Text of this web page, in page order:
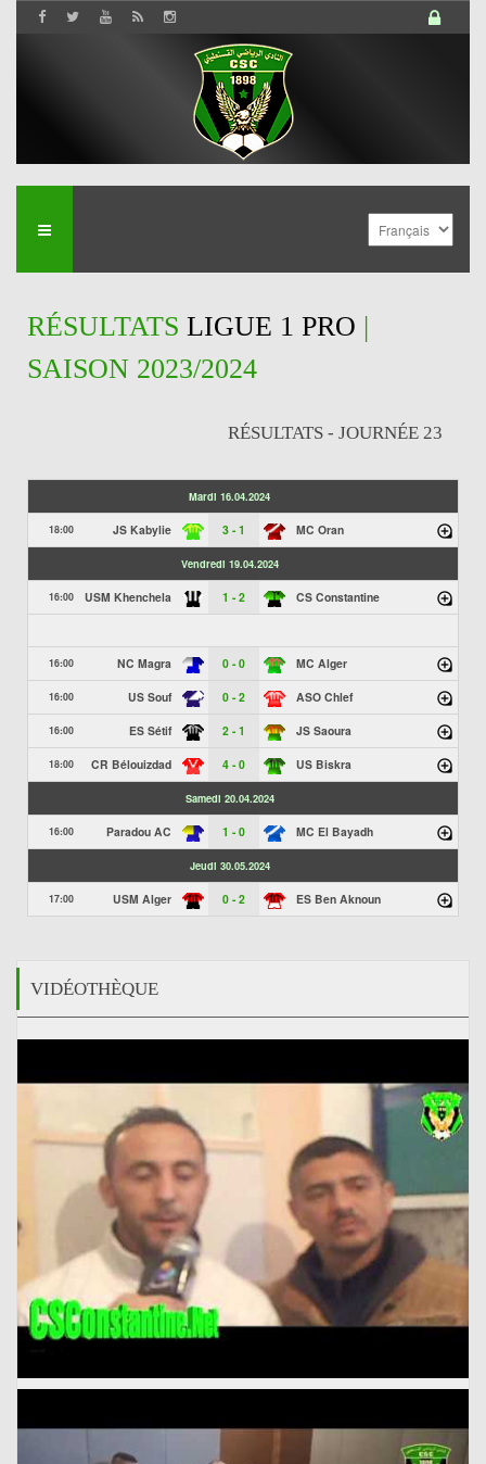
RÉSULTATS LIGUE 1 PRO |
SAISON 2023/2024
RÉSULTATS - JOURNÉE 23
Mardi 16.04.2024
18:00 JS Kabylie 3 - 1 MC Oran
Vendredi 19.04.2024
16:00 USM Khenchela 1 - 2 CS Constantine
16:00 NC Magra 0 - 0 MC Alger
16:00 US Souf 0 - 2 ASO Chlef
16:00 ES Sétif 2 - 1 JS Saoura
18:00 CR Bélouizdad 4 - 0 US Biskra
Samedi 20.04.2024
16:00 Paradou AC 1 - 0 MC El Bayadh
Jeudi 30.05.2024
17:00 USM Alger 0 - 2 ES Ben Aknoun
VIDÉOTHÈQUE